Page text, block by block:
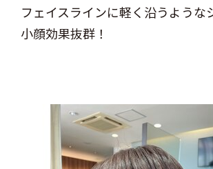
フェイスラインに軽く沿うような
小顔効果抜群！